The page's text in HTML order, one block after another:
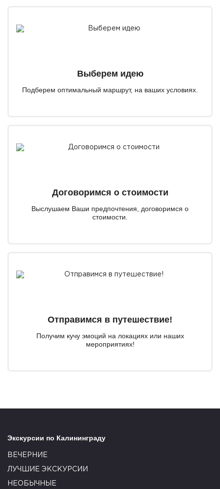
Выберем идею
Подберем оптимальный маршрут, на ваших условиях.
Договоримся о стоимости
Выслушаем Ваши предпочтения, договоримся о
стоимости.
Отправимся в путешествие!
Получим кучу эмоций на локациях или наших
мероприятиях!
Экскурсии по Калининграду
ВЕЧЕРНИЕ
ЛУЧШИЕ ЭКСКУРСИИ
НЕОБЫЧНЫЕ